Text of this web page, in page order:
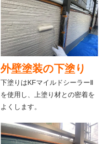
外壁塗装の下塗り
下塗りはKFマイルドシーラーⅡ
を使用し、上塗り材との密着を
よくします。